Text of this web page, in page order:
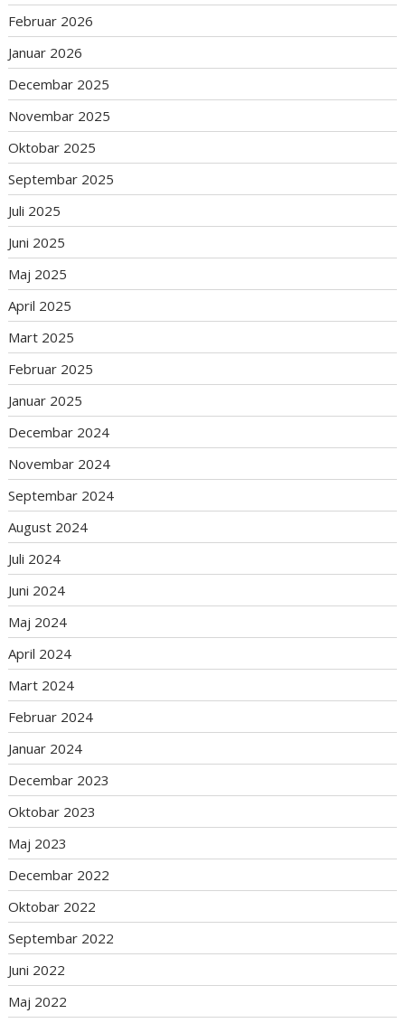
Februar 2026
Januar 2026
Decembar 2025
Novembar 2025
Oktobar 2025
Septembar 2025
Juli 2025
Juni 2025
Maj 2025
April 2025
Mart 2025
Februar 2025
Januar 2025
Decembar 2024
Novembar 2024
Septembar 2024
August 2024
Juli 2024
Juni 2024
Maj 2024
April 2024
Mart 2024
Februar 2024
Januar 2024
Decembar 2023
Oktobar 2023
Maj 2023
Decembar 2022
Oktobar 2022
Septembar 2022
Juni 2022
Maj 2022